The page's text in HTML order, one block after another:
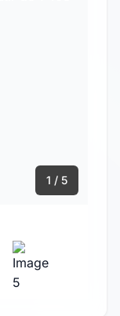
1 / 5